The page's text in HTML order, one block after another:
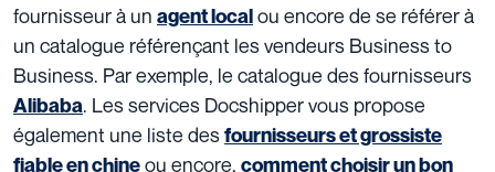
fournisseur à un agent localou encore de se référer à
un catalogue référençant les vendeurs Business to
Business. Par exemple, le catalogue des fournisseurs
Alibaba. Les services Docshipper vous propose
également une liste desfournisseurs et grossiste
fiable en chineou encore, comment choisir un bon